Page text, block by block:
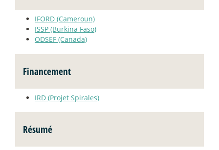
IFORD (Cameroun)
ISSP (Burkina Faso)
ODSEF (Canada)
Financement
IRD (Projet Spirales)
Résumé